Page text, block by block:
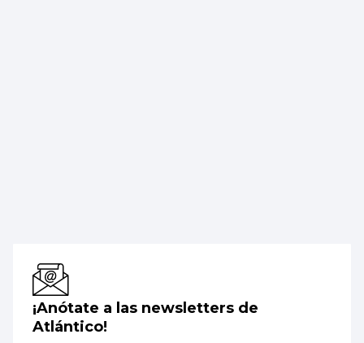
¡Anótate a las newsletters de
Atlántico!